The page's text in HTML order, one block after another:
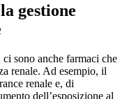
gestione
sono anche farmaci che
renale. Ad esempio, il
renale e, di
dell’esposizione al